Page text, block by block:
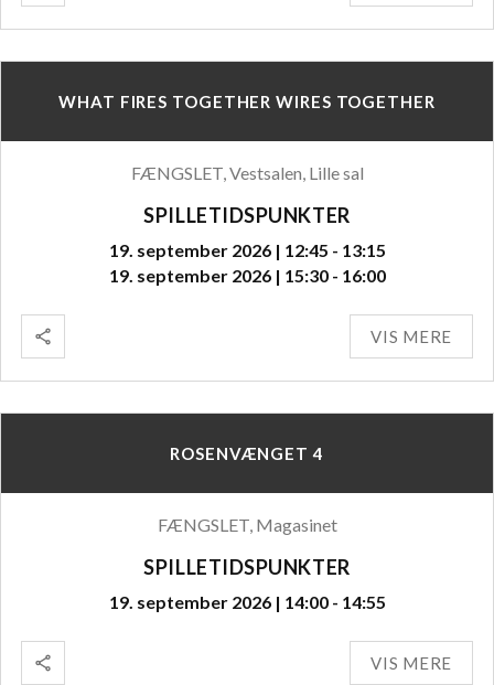
WHAT FIRES TOGETHER WIRES TOGETHER
FÆNGSLET, Vestsalen, Lille sal
SPILLETIDSPUNKTER
19. september 2026 | 12:45 - 13:15
19. september 2026 | 15:30 - 16:00
VIS MERE
ROSENVÆNGET 4
FÆNGSLET, Magasinet
SPILLETIDSPUNKTER
19. september 2026 | 14:00 - 14:55
VIS MERE